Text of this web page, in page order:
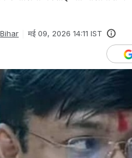
Bihar मई 09, 2026 14:11 IST